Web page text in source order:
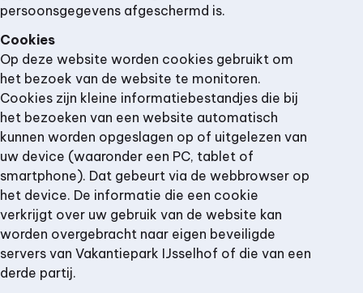
persoonsgegevens afgeschermd is.
Cookies
Op deze website worden cookies gebruikt om
het bezoek van de website te monitoren.
Cookies zijn kleine informatiebestandjes die bij
het bezoeken van een website automatisch
kunnen worden opgeslagen op of uitgelezen van
uw device (waaronder een PC, tablet of
smartphone). Dat gebeurt via de webbrowser op
het device. De informatie die een cookie
verkrijgt over uw gebruik van de website kan
worden overgebracht naar eigen beveiligde
servers van Vakantiepark IJsselhof of die van een
derde partij.